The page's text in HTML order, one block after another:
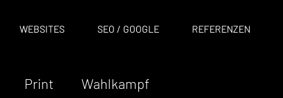
WEBSITES SEO / GOOGLE REFERENZEN
Print Wahlkampf